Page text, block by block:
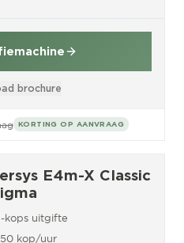
brochure
KORTING OP AANVRAAG
E4m-X Classic
kops uitgifte
kop/uur